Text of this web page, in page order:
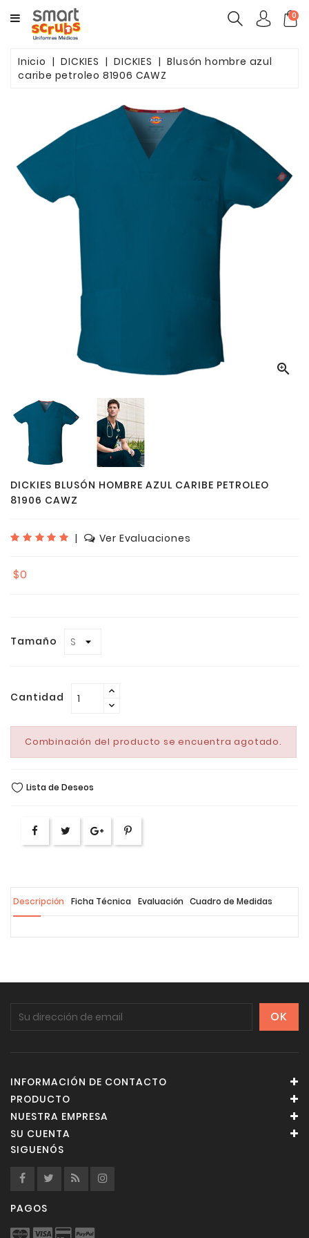
CATEGORY
HOMBRES
TOONIFORMS
COMPLEMENTOS
0
Inicio DICKIES DICKIES
Blusón hombre azul
caribe petroleo 81906 CAWZ

DICKIES BLUSÓN HOMBRE AZUL CARIBE PETROLEO
81906 CAWZ
| Ver Evaluaciones
$0
Tamaño
Cantidad
Combinación del producto se encuentra agotado.
Lista de Deseos
Descripción Ficha Técnica Evaluación Cuadro de Medidas
INFORMACIÓN DE CONTACTO
PRODUCTO
NUESTRA EMPRESA
SU CUENTA
SIGUENÓS
PAGOS